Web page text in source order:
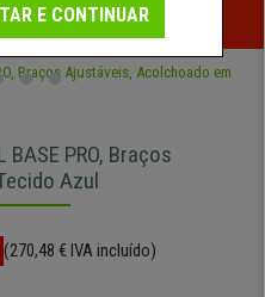
- Ver Promoção
PRO, Braços
Azul
(270,48 € IVA incluído)
E CONTINUAR